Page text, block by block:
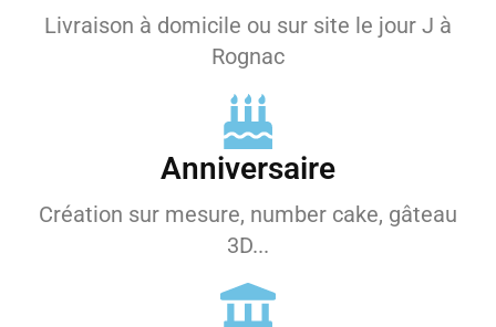
Livraison à domicile ou sur site le jour J à
Rognac
Anniversaire
Création sur mesure, number cake, gâteau
3D...